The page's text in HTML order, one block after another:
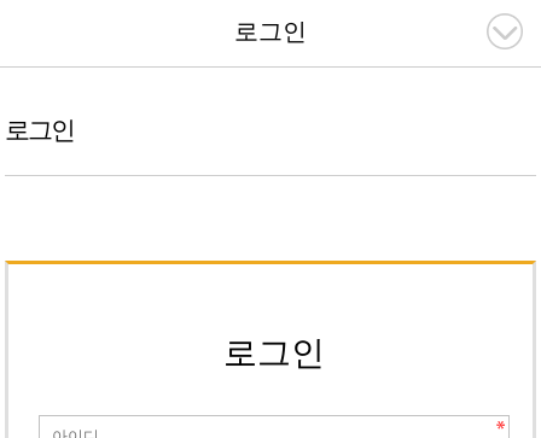
로그인
로그인
로그인